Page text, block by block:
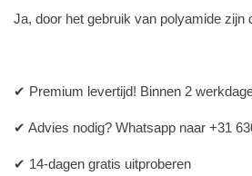
Ja, door het gebruik van polyamide zijn
✔ Premium levertijd! Binnen 2
✔ Advies nodig? Whatsapp naar +31
✔ 14-dagen gratis uitproberen